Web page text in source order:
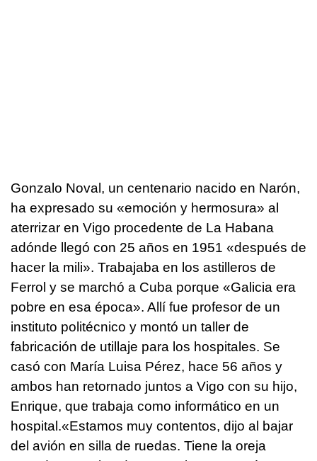
Gonzalo Noval, un centenario nacido en Narón,
ha expresado su «emoción y hermosura» al
aterrizar en Vigo procedente de La Habana
adónde llegó con 25 años en 1951 «después de
hacer la mili». Trabajaba en los astilleros de
Ferrol y se marchó a Cuba porque «Galicia era
pobre en esa época». Allí fue profesor de un
instituto politécnico y montó un taller de
fabricación de utillaje para los hospitales. Se
casó con María Luisa Pérez, hace 56 años y
ambos han retornado juntos a Vigo con su hijo,
Enrique, que trabaja como informático en un
hospital.«Estamos muy contentos, dijo al bajar
del avión en silla de ruedas. Tiene la oreja